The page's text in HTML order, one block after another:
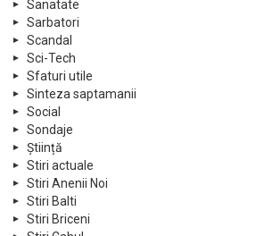
Sanatate
Sarbatori
Scandal
Sci-Tech
Sfaturi utile
Sinteza saptamanii
Social
Sondaje
Știință
Stiri actuale
Stiri Anenii Noi
Stiri Balti
Stiri Briceni